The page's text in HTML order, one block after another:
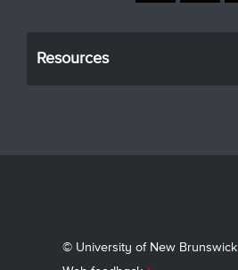
Resources
© University of New Brunswick